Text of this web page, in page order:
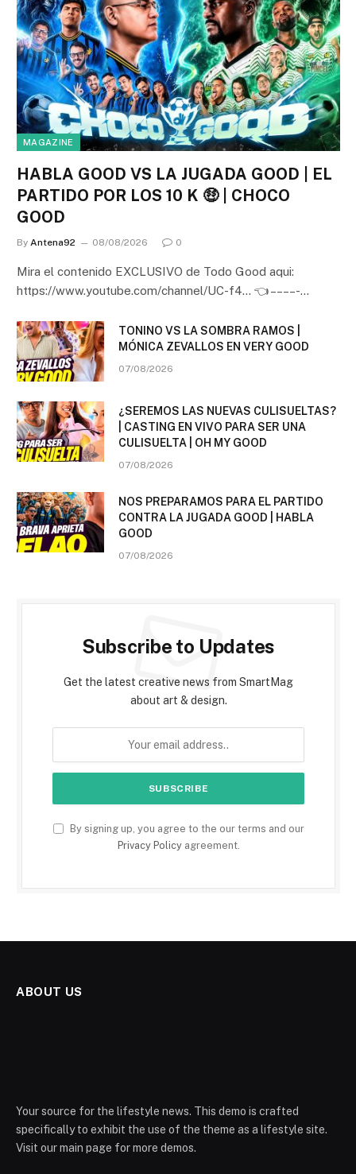
MAGAZINE
HABLA GOOD VS LA JUGADA GOOD | EL
PARTIDO POR LOS 10 K 🤑 | CHOCO
GOOD
By Antena92 08/08/2026 0
Mira el contenido EXCLUSIVO de Todo Good aqui:
https://www.youtube.com/channel/UC-f4… 👈 – – – – -…
TONINO VS LA SOMBRA RAMOS |
MÓNICA ZEVALLOS EN VERY GOOD
07/08/2026
¿SEREMOS LAS NUEVAS CULISUELTAS?
| CASTING EN VIVO PARA SER UNA
CULISUELTA | OH MY GOOD
07/08/2026
NOS PREPARAMOS PARA EL PARTIDO
CONTRA LA JUGADA GOOD | HABLA
GOOD
07/08/2026
Subscribe to Updates
Get the latest creative news from SmartMag
about art & design.
By signing up, you agree to the our terms and our
Privacy Policyagreement.
ABOUT US
Your source for the lifestyle news. This demo is crafted
specifically to exhibit the use of the theme as a lifestyle site.
Visit our main page for more demos.